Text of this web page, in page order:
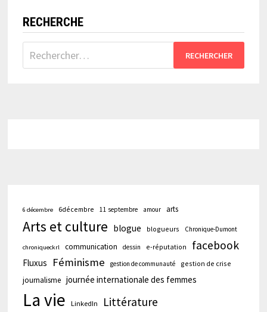
RECHERCHE
Rechercher :
6 décembre 6décembre 11 septembre amour arts
Arts et culture blogue blogueurs Chronique-Dumont
chroniqueckrl communication dessin e-réputation facebook
Fluxus Féminisme gestion de communauté gestion de crise
journalisme journée internationale des femmes
La vie LinkedIn Littérature